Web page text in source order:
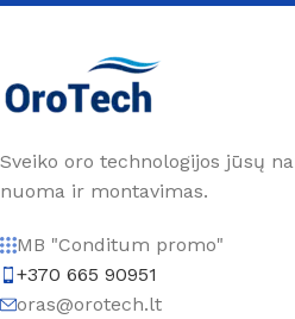
Sveiko oro technologijos jūsų
nuoma ir montavimas.
MB "Conditum promo"
+370 665 90951
oras@orotech.lt